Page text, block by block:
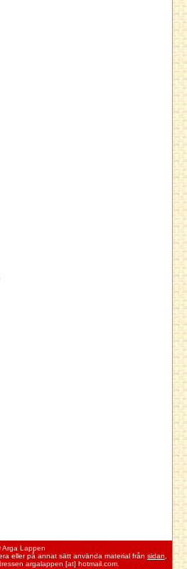
Arga Lappen
eller på annat sätt använda material från sidan,
argalappen [at] hotmail.com.